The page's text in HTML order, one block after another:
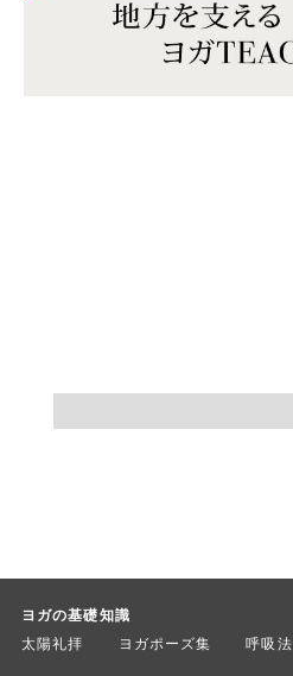
ヨガの基礎知識
太陽礼拝 ヨガポーズ集 呼吸法